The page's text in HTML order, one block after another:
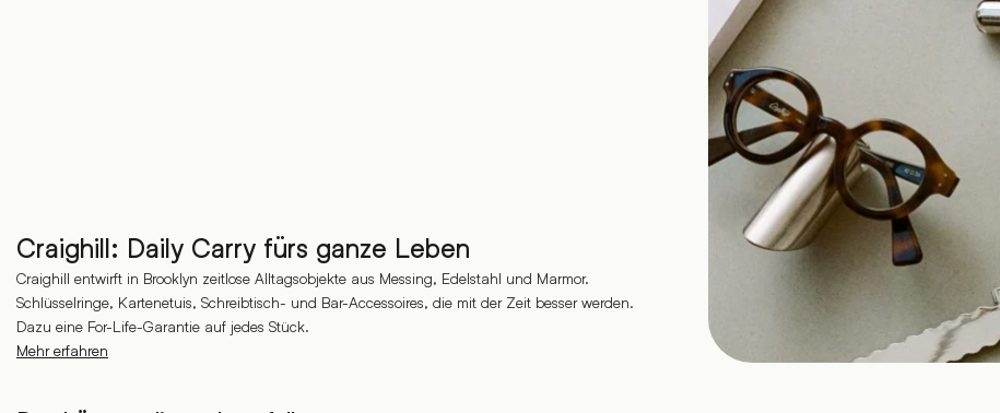
Craighill: Daily Carry fürs ganze Leben
Craighill entwirft in Brooklyn zeitlose Alltagsobjekte aus Messing, Edelstahl und Marmor.
Schlüsselringe, Kartenetuis, Schreibtisch- und Bar-Accessoires, die mit der Zeit besser werden.
Dazu eine For-Life-Garantie auf jedes Stück.
Mehr erfahren